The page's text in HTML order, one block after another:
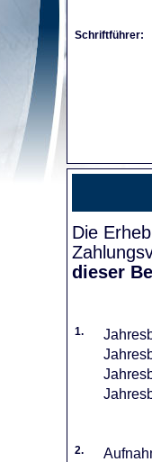
Schriftführer:
Die
dieser
1.
2.